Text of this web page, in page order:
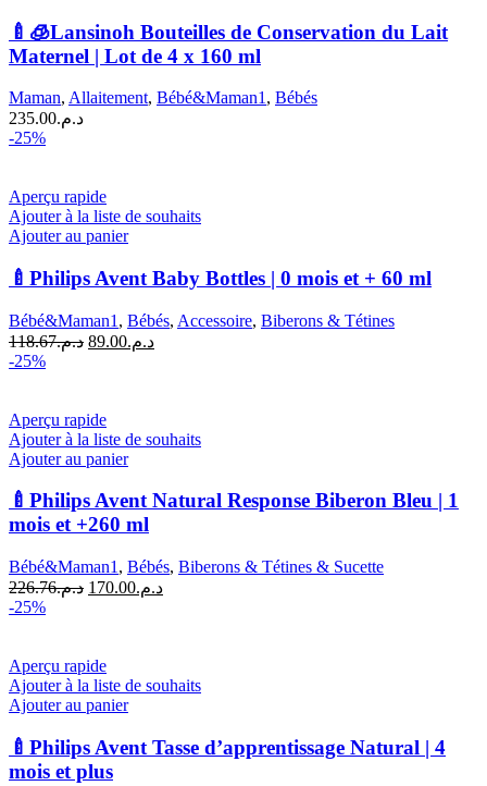
🍼🧊Lansinoh Bouteilles de Conservation du Lait
Maternel | Lot de 4 x 160 ml
Maman, Allaitement, Bébé&Maman1 , Bébés
د.م.235.00
-25%
Aperçu rapide
Ajouter à la liste de souhaits
Ajouter au panier
🍼Philips Avent Baby Bottles | 0 mois et + 60 ml
Bébé&Maman1 , Bébés, Accessoire, Biberons & Tétines
د.م.118.67
Le
د.م.89.00
Le
-25%
Aperçu rapide
Ajouter à la liste de souhaits
Ajouter au panier
🍼Philips Avent Natural Response Biberon Bleu | 1
mois et +260 ml
Bébé&Maman1 , Bébés, Biberons & Tétines & Sucette
د.م.226.76
Le
د.م.170.00
Le
-25%
Aperçu rapide
Ajouter à la liste de souhaits
Ajouter au panier
🍼Philips Avent Tasse d’apprentissage Natural | 4
mois et plus